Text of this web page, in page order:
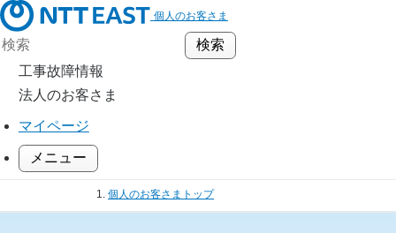
個人のお客さま
工事故障情報
法人のお客さま
マイページ
メニュー
個人のお客さまトップ